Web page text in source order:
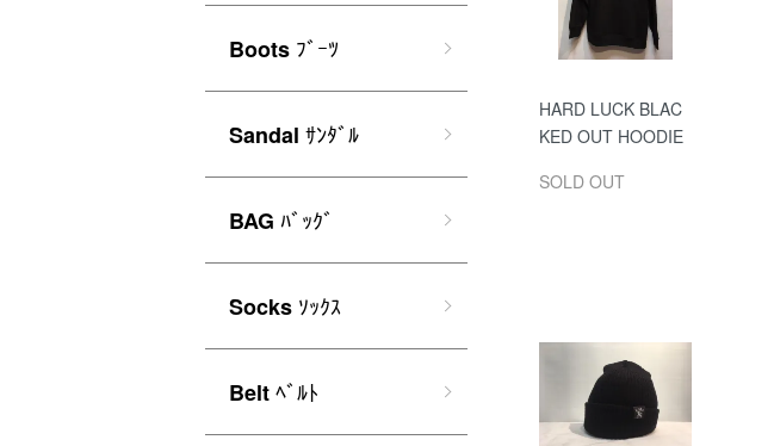
HARD LUCK BLAC
KED OUT HOODIE
SOLD OUT
Boots ﾌﾞｰﾂ
Sandal ｻﾝﾀﾞﾙ
BAG ﾊﾞｯｸﾞ
Socks ｿｯｸｽ
Beltﾍﾞﾙﾄ